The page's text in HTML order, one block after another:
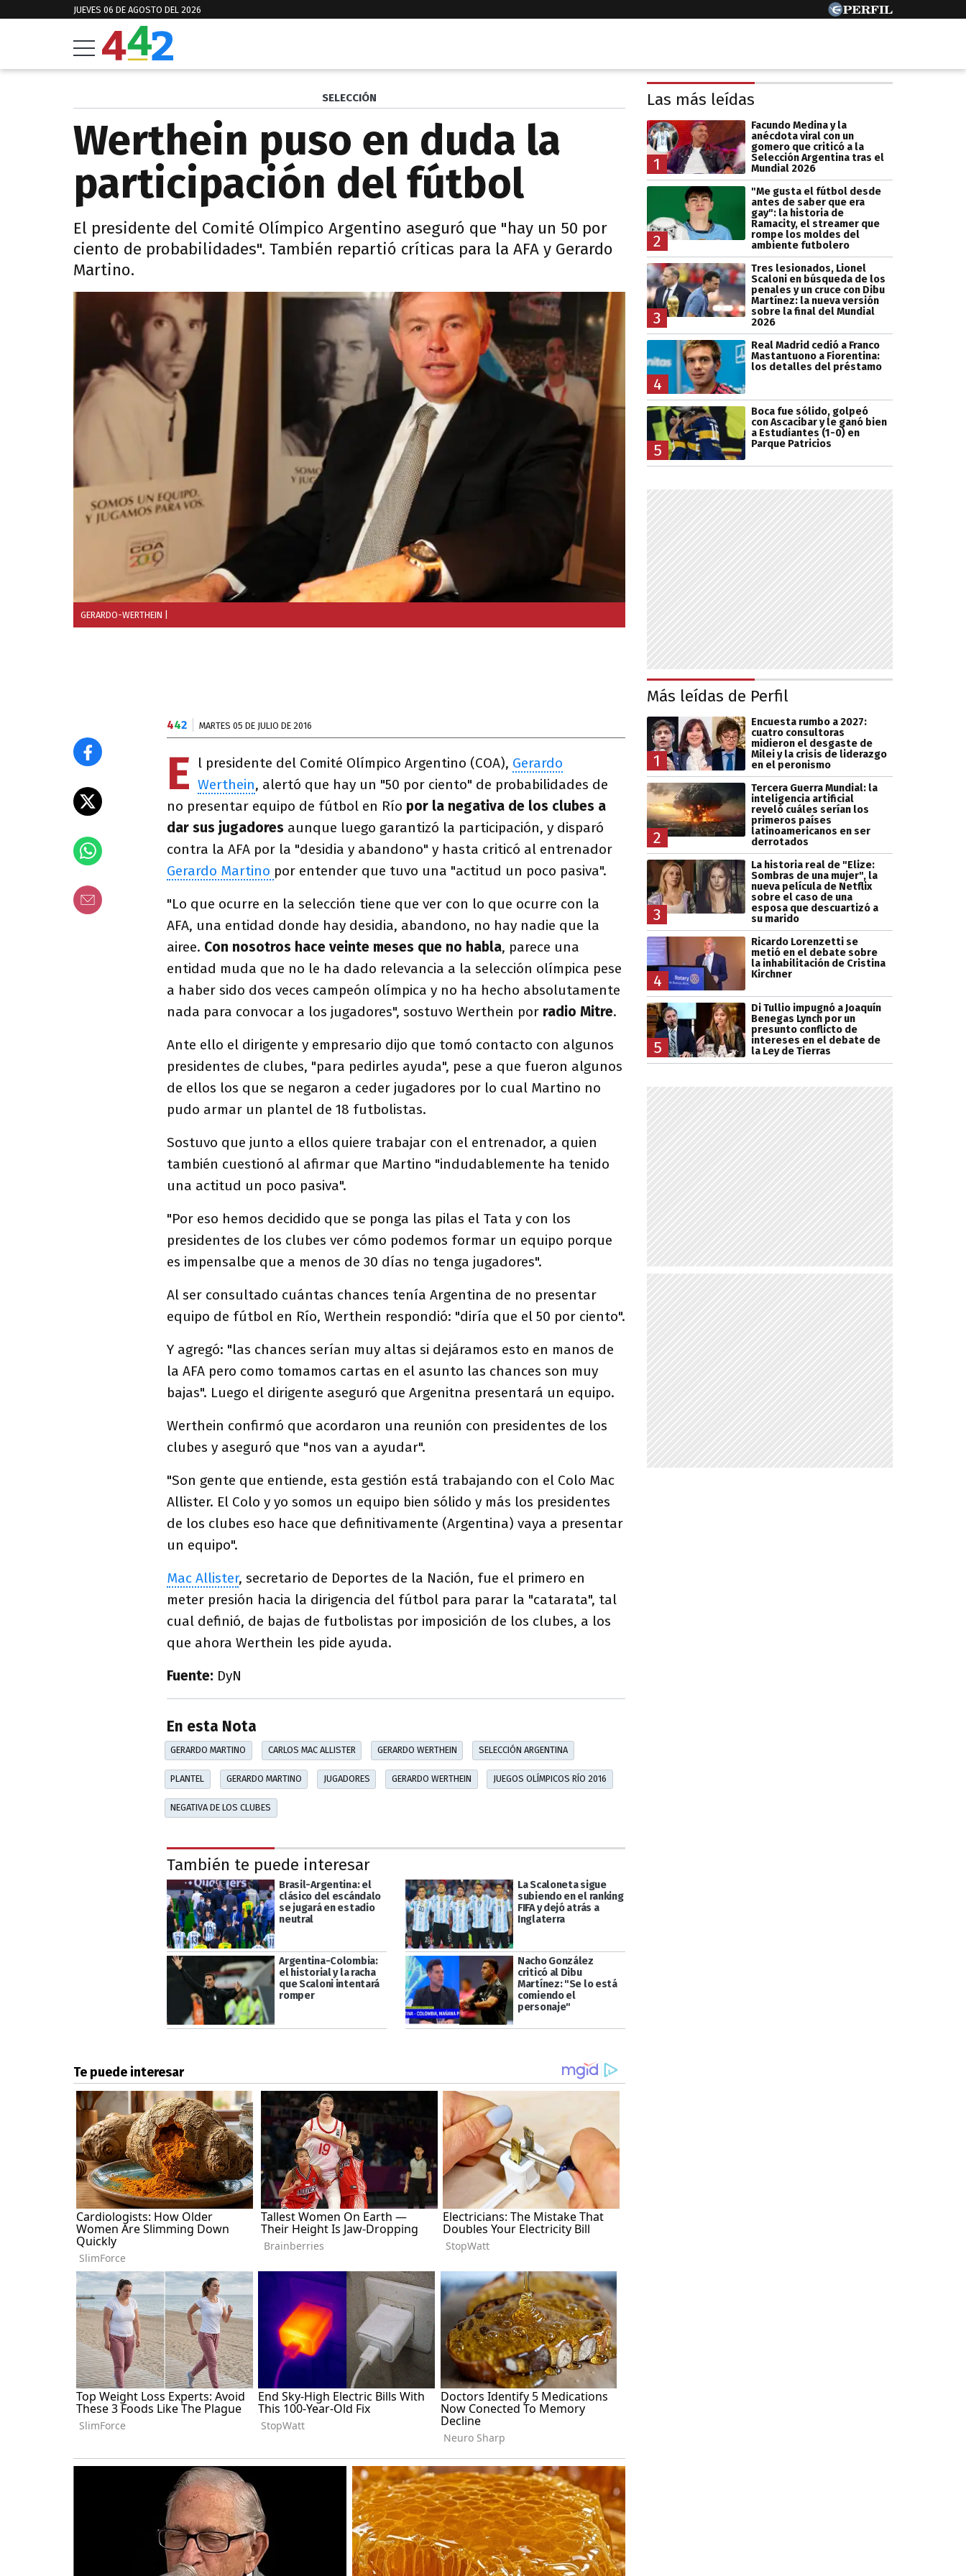
JUEVES 06 DE AGOSTO DEL 2026
SELECCIÓN
Werthein puso en duda la
participación del fútbol
El presidente del Comité Olímpico Argentino aseguró que "hay un 50 por
ciento de probabilidades". También repartió críticas para la AFA y Gerardo
Martino.
GERARDO-WERTHEIN
442 MARTES 05 DE JULIO DE 2016
E l presidente del Comité Olímpico Argentino (COA), Gerardo
Werthein, alertó que hay un "50 por ciento" de probabilidades de
no presentar equipo de fútbol en Río por la negativa de los clubes a
dar sus jugadores aunque luego garantizó la participación, y disparó
contra la AFA por la "desidia y abandono" y hasta criticó al entrenador
Gerardo Martino por entender que tuvo una "actitud un poco pasiva".
"Lo que ocurre en la selección tiene que ver con lo que ocurre con la
AFA, una entidad donde hay desidia, abandono, no hay nadie que la
airee. Con nosotros hace veinte meses que no habla, parece una
entidad muda que no le ha dado relevancia a la selección olímpica pese
a haber sido dos veces campeón olímpica y no ha hecho absolutamente
nada para convocar a los jugadores", sostuvo Werthein por radio Mitre.
Ante ello el dirigente y empresario dijo que tomó contacto con algunos
presidentes de clubes, "para pedirles ayuda", pese a que fueron algunos
de ellos los que se negaron a ceder jugadores por lo cual Martino no
pudo armar un plantel de 18 futbolistas.
Sostuvo que junto a ellos quiere trabajar con el entrenador, a quien
también cuestionó al afirmar que Martino "indudablemente ha tenido
una actitud un poco pasiva".
"Por eso hemos decidido que se ponga las pilas el Tata y con los
presidentes de los clubes ver cómo podemos formar un equipo porque
es impensalbe que a menos de 30 días no tenga jugadores".
Al ser consultado cuántas chances tenía Argentina de no presentar
equipo de fútbol en Río, Werthein respondió: "diría que el 50 por ciento".
Y agregó: "las chances serían muy altas si dejáramos esto en manos de
la AFA pero como tomamos cartas en el asunto las chances son muy
bajas". Luego el dirigente aseguró que Argenitna presentará un equipo.
Werthein confirmó que acordaron una reunión con presidentes de los
clubes y aseguró que "nos van a ayudar".
"Son gente que entiende, esta gestión está trabajando con el Colo Mac
Allister. El Colo y yo somos un equipo bien sólido y más los presidentes
de los clubes eso hace que definitivamente (Argentina) vaya a presentar
un equipo".
Mac Allister, secretario de Deportes de la Nación, fue el primero en
meter presión hacia la dirigencia del fútbol para parar la "catarata", tal
cual definió, de bajas de futbolistas por imposición de los clubes, a los
que ahora Werthein les pide ayuda.
Fuente: DyN
En esta Nota
GERARDO MARTINO CARLOS MAC ALLISTER GERARDO WERTHEIN SELECCIÓN ARGENTINA
PLANTEL GERARDO MARTINO JUGADORES GERARDO WERTHEIN JUEGOS OLÍMPICOS RÍO 2016
NEGATIVA DE LOS CLUBES
También te puede interesar
Brasil-Argentina: el
clásico del escándalo
se jugará en estadio
neutral
La Scaloneta sigue
subiendo en el ranking
FIFA y dejó atrás a
Inglaterra
Argentina-Colombia:
el historial y la racha
que Scaloni intentará
romper
Nacho González
criticó al Dibu
Martínez: "Se lo está
comiendo el
personaje"
Las más leídas
1
Facundo Medina y la
anécdota viral con un
gomero que criticó a la
Selección Argentina tras el
Mundial 2026
2
"Me gusta el fútbol desde
antes de saber que era
gay": la historia de
Ramacity, el streamer que
rompe los moldes del
ambiente futbolero
3
Tres lesionados, Lionel
Scaloni en búsqueda de los
penales y un cruce con Dibu
Martínez: la nueva versión
sobre la final del Mundial
2026
4
Real Madrid cedió a Franco
Mastantuono a Fiorentina:
los detalles del préstamo
5
Boca fue sólido, golpeó
con Ascacibar y le ganó bien
a Estudiantes (1-0) en
Parque Patricios
Más leídas de Perfil
1
Encuesta rumbo a 2027:
cuatro consultoras
midieron el desgaste de
Milei y la crisis de liderazgo
en el peronismo
2
Tercera Guerra Mundial: la
inteligencia artificial
reveló cuáles serían los
primeros países
latinoamericanos en ser
derrotados
3
La historia real de "Elize:
Sombras de una mujer", la
nueva película de Netflix
sobre el caso de una
esposa que descuartizó a
su marido
4
Ricardo Lorenzetti se
metió en el debate sobre
la inhabilitación de Cristina
Kirchner
5
Di Tullio impugnó a Joaquín
Benegas Lynch por un
presunto conflicto de
intereses en el debate de
la Ley de Tierras